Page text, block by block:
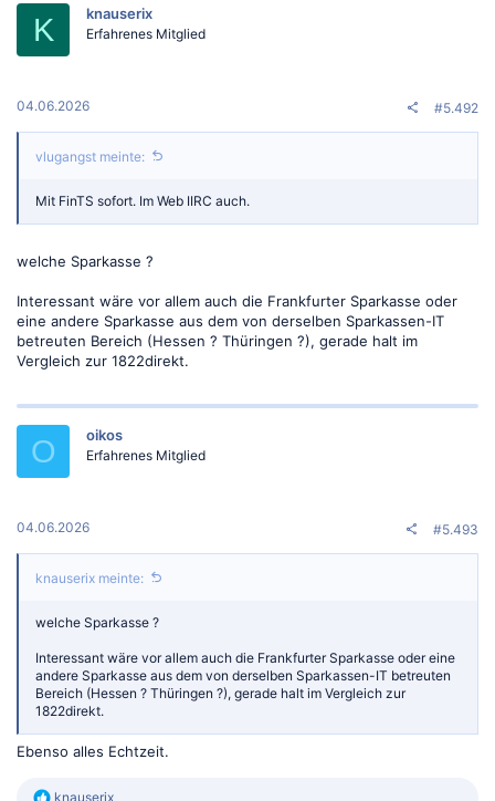
:
K knauserix
Erfahrenes Mitglied
04.06.2026 #5.492
vlugangst meinte:
Mit FinTS sofort. Im Web IIRC auch.
welche Sparkasse ?
Interessant wäre vor allem auch die Frankfurter Sparkasse oder
eine andere Sparkasse aus dem von derselben Sparkassen-IT
betreuten Bereich (Hessen ? Thüringen ?), gerade halt im
Vergleich zur 1822direkt.
O oikos
Erfahrenes Mitglied
04.06.2026 #5.493
knauserix meinte:
welche Sparkasse ?
Interessant wäre vor allem auch die Frankfurter Sparkasse oder eine
andere Sparkasse aus dem von derselben Sparkassen-IT betreuten
Bereich (Hessen ? Thüringen ?), gerade halt im Vergleich zur
1822direkt.
Ebenso alles Echtzeit.
R
knauserix